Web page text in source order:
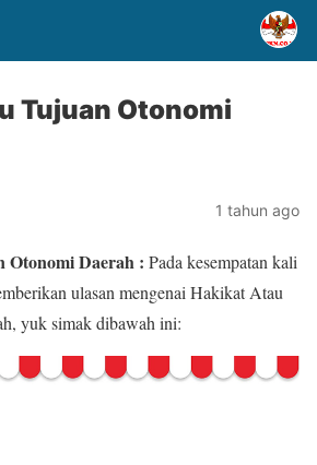
Tujuan Otonomi
1 tahun ago
Daerah : Pada kesempatan kali
ulasan mengenai Hakikat Atau
yuk simak dibawah ini: